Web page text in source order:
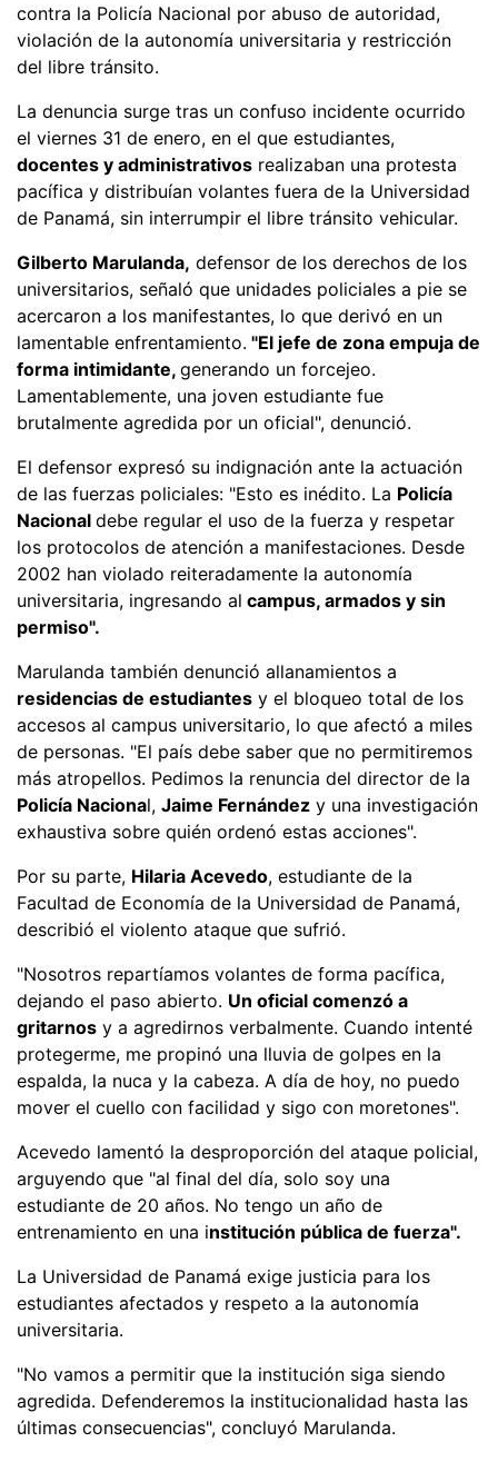
contra la Policía Nacional por abuso de autoridad,
violación de la autonomía universitaria y restricción
del libre tránsito.
La denuncia surge tras un confuso incidente ocurrido
el viernes 31 de enero, en el que estudiantes,
docentes y administrativos realizaban una protesta
pacífica y distribuían volantes fuera de la Universidad
de Panamá, sin interrumpir el libre tránsito vehicular.
Gilberto Marulanda, defensor de los derechos de los
universitarios, señaló que unidades policiales a pie se
acercaron a los manifestantes, lo que derivó en un
lamentable enfrentamiento. "El jefe de zona empuja de
forma intimidante, generando un forcejeo.
Lamentablemente, una joven estudiante fue
brutalmente agredida por un oficial", denunció.
El defensor expresó su indignación ante la actuación
de las fuerzas policiales: "Esto es inédito. La Policía
Nacional debe regular el uso de la fuerza y respetar
los protocolos de atención a manifestaciones. Desde
2002 han violado reiteradamente la autonomía
universitaria, ingresando al campus, armados y sin
permiso".
Marulanda también denunció allanamientos a
residencias de estudiantes y el bloqueo total de los
accesos al campus universitario, lo que afectó a miles
de personas. "El país debe saber que no permitiremos
más atropellos. Pedimos la renuncia del director de la
Policía Nacional, Jaime Fernández y una investigación
exhaustiva sobre quién ordenó estas acciones".
Por su parte, Hilaria Acevedo, estudiante de la
Facultad de Economía de la Universidad de Panamá,
describió el violento ataque que sufrió.
"Nosotros repartíamos volantes de forma pacífica,
dejando el paso abierto. Un oficial comenzó a
gritarnos y a agredirnos verbalmente. Cuando intenté
protegerme, me propinó una lluvia de golpes en la
espalda, la nuca y la cabeza. A día de hoy, no puedo
mover el cuello con facilidad y sigo con moretones".
Acevedo lamentó la desproporción del ataque policial,
arguyendo que "al final del día, solo soy una
estudiante de 20 años. No tengo un año de
entrenamiento en una institución pública de fuerza".
La Universidad de Panamá exige justicia para los
estudiantes afectados y respeto a la autonomía
universitaria.
"No vamos a permitir que la institución siga siendo
agredida. Defenderemos la institucionalidad hasta las
últimas consecuencias", concluyó Marulanda.